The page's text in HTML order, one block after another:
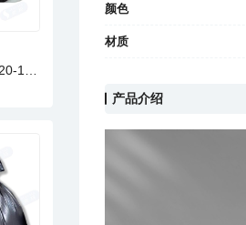
索玛抽绳垃圾袋长1020-1400mm
颜色
材质
产品介绍